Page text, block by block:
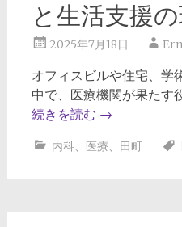
と生活支援
2025年7月18日
オフィスビルや住宅、学
中で、医療機関が果たす
続きを読む →
内科、 医療、 田町